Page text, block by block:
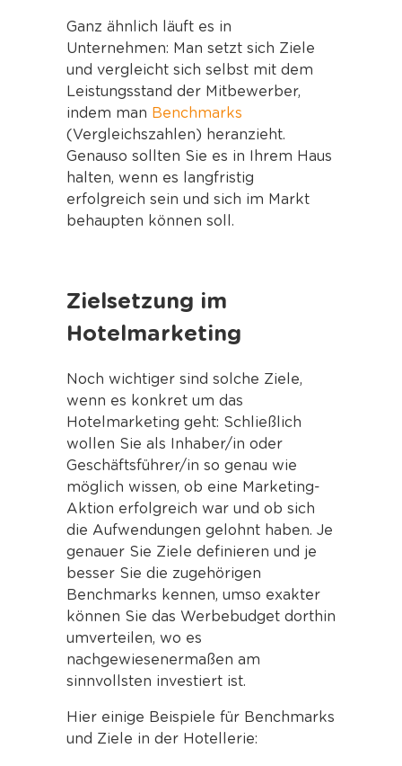
Ganz ähnlich läuft es in
Unternehmen: Man setzt sich Ziele
und vergleicht sich selbst mit dem
Leistungsstand der Mitbewerber,
indem man Benchmarks
(Vergleichszahlen) heranzieht.
Genauso sollten Sie es in Ihrem Haus
halten, wenn es langfristig
erfolgreich sein und sich im Markt
behaupten können soll.
Zielsetzung im
Hotelmarketing
Noch wichtiger sind solche Ziele,
wenn es konkret um das
Hotelmarketing geht: Schließlich
wollen Sie als Inhaber/in oder
Geschäftsführer/in so genau wie
möglich wissen, ob eine Marketing-
Aktion erfolgreich war und ob sich
die Aufwendungen gelohnt haben. Je
genauer Sie Ziele definieren und je
besser Sie die zugehörigen
Benchmarks kennen, umso exakter
können Sie das Werbebudget dorthin
umverteilen, wo es
nachgewiesenermaßen am
sinnvollsten investiert ist.
Hier einige Beispiele für Benchmarks
und Ziele in der Hotellerie: